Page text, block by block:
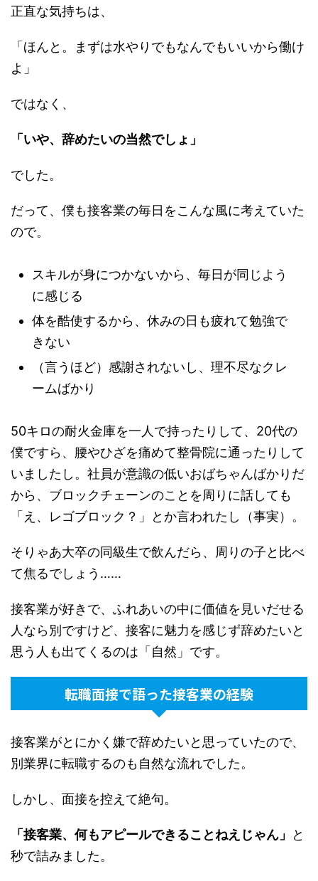
正直な気持ちは、
「ほんと。まずは水やりでもなんでもいいから働け
よ」
ではなく、
「いや、辞めたいの当然でしょ」
でした。
だって、僕も接客業の毎日をこんな風に考えていた
ので。
スキルが身につかないから、毎日が同じよう
に感じる
体を酷使するから、休みの日も疲れて勉強で
きない
（言うほど）感謝されないし、理不尽なクレ
ームばかり
50キロの耐火金庫を一人で持ったりして、20代の
僕ですら、腰やひざを痛めて整骨院に通ったりして
いましたし。社員が意識の低いおばちゃんばかりだ
から、ブロックチェーンのことを周りに話しても
「え、レゴブロック？」とか言われたし（事実）。
そりゃあ大卒の同級生で飲んだら、周りの子と比べ
て焦るでしょう……
接客業が好きで、ふれあいの中に価値を見いだせる
人なら別ですけど、接客に魅力を感じず辞めたいと
思う人も出てくるのは「自然」です。
転職面接で語った接客業の経験
接客業がとにかく嫌で辞めたいと思っていたので、
別業界に転職するのも自然な流れでした。
しかし、面接を控えて絶句。
「接客業、何もアピールできることねえじゃん」
と
秒で詰みました。